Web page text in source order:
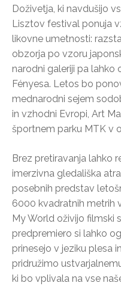
Doživetja, ki navdušijo
Lisztov festival ponuja
likovne umetnosti:
obzorja po vzoru
narodni galeriji pa
Fényesa. Letos bo
mednarodni sejem
in vzhodni Evropi, Art
športnem parku MTK v
Brez pretiravanja lahko
imerzivna gledališka
posebnih predstav
6000 kvadratnih metrih
My World oživijo filmski
predpremiero si lahko
prinesejo v jeziku plesa
pridružimo
ki bo vplivala na vse